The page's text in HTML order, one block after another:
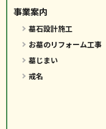
事業案内
墓石設計施工
お墓のリフォーム工事
墓じまい
戒名